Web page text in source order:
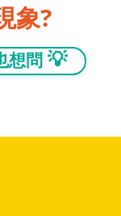
象?
想問 💡